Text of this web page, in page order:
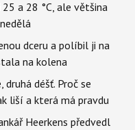
a 28 °C, ale většina
dceru a políbil ji na
na kolena
druhá déšť. Proč se
liší a která má pravdu
Heerkens předvedl